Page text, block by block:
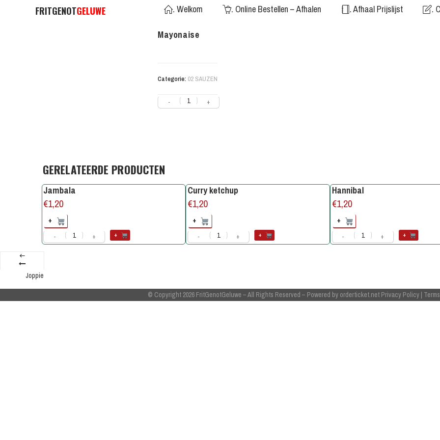
FRITGENOTGELUWE . Welkom . Online Bestellen – Afhalen . Afhaal Prijslijst .
Joppie
Mayonaise
Categorie: 02 SAUZEN
- +
GERELATEERDE PRODUCTEN
Jambala
€1,20
+
- + +
Curry ketchup
€1,20
+
- + +
Hannibal
€1,20
+
- + +
© Copyright 2026FritGenotGeluwe – All Rights Reserved – Powered by orderticket.net Privacy Policy|